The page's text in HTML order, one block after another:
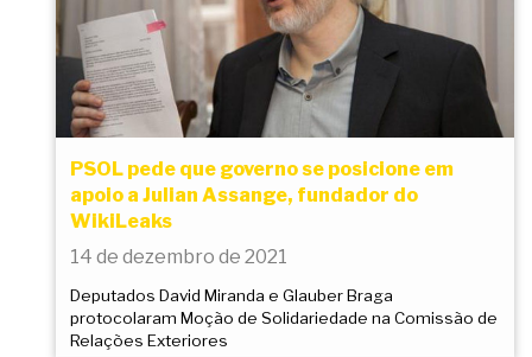
PSOL pede que governo se posicione em
apoio a Julian Assange, fundador do
WikiLeaks
14 de dezembro de 2021
Deputados David Miranda e Glauber Braga
protocolaram Moção de Solidariedade na Comissão de
Relações Exteriores